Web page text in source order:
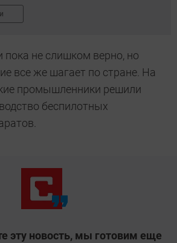
пока не слишком верно, но
все же шагает по стране. На
промышленники решили
беспилотных
эту новость, мы готовим еще